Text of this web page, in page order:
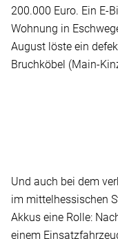
200.000 Euro. Ein E-
Wohnung in
August löste ein
Bruchköbel (Main-
Und auch bei dem
im mittelhessischen
Akkus eine Rolle:
einem